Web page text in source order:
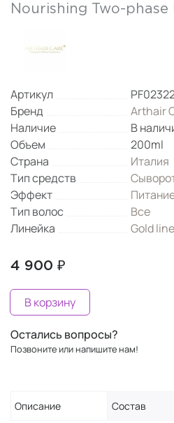
Nourishing Two-phase
Артикул
Бренд
Arthair
Наличие
В
Объем
200ml
Страна
Италия
Тип средств
Эффект
Тип волос
Все
Линейка
Gold line
4 900 ₽
В корзину
Остались вопросы?
Позвоните или напишите нам!
Описание Состав